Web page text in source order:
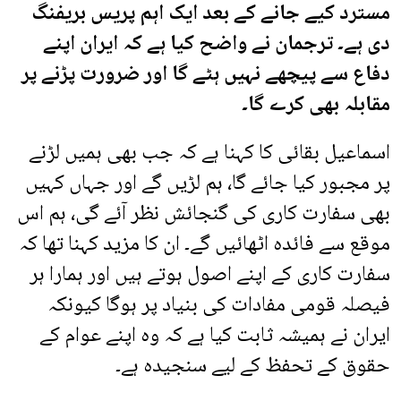
مسترد کیے جانے کے بعد ایک اہم پریس بریفنگ
دی ہے۔ ترجمان نے واضح کیا ہے کہ ایران اپنے
دفاع سے پیچھے نہیں ہٹے گا اور ضرورت پڑنے پر
مقابلہ بھی کرے گا۔
اسماعیل بقائی کا کہنا ہے کہ جب بھی ہمیں لڑنے
پر مجبور کیا جائے گا، ہم لڑیں گے اور جہاں کہیں
بھی سفارت کاری کی گنجائش نظر آئے گی، ہم اس
موقع سے فائدہ اٹھائیں گے۔ ان کا مزید کہنا تھا کہ
سفارت کاری کے اپنے اصول ہوتے ہیں اور ہمارا ہر
فیصلہ قومی مفادات کی بنیاد پر ہوگا کیونکہ
ایران نے ہمیشہ ثابت کیا ہے کہ وہ اپنے عوام کے
حقوق کے تحفظ کے لیے سنجیدہ ہے۔